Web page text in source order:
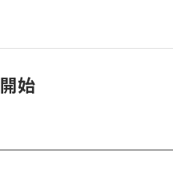
始